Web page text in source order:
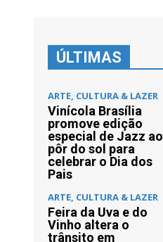
ÚLTIMAS
ARTE, CULTURA & LAZER
Vinícola Brasília
promove edição
especial de Jazz ao
pôr do sol para
celebrar o Dia dos
Pais
ARTE, CULTURA & LAZER
Feira da Uva e do
Vinho altera o
trânsito em